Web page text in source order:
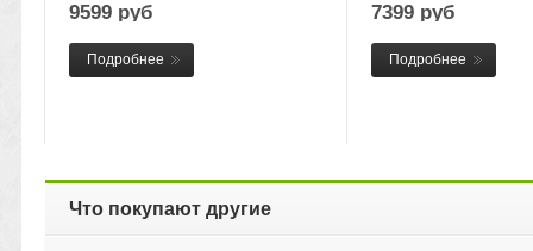
9599 руб
Подробнее
7399 руб
Подробнее
Что покупают другие